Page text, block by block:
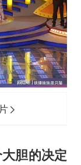
胆的决定